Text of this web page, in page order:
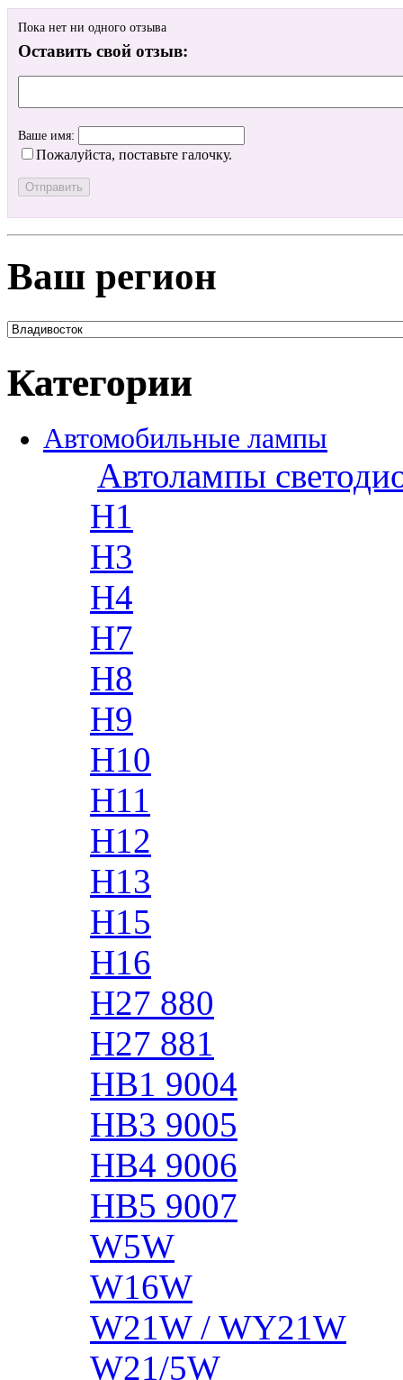
Пока нет ни одного отзыва
Оставить свой отзыв:
Ваше имя:
Пожалуйста, поставьте галочку.
Ваш регион
Категории
Автомобильные лампы
Автолампы
H1
H3
H4
H7
H8
H9
H10
H11
H12
H13
H15
H16
H27 880
H27 881
HB1 9004
HB3 9005
HB4 9006
HB5 9007
W5W
W16W
W21W / WY21W
W21/5W